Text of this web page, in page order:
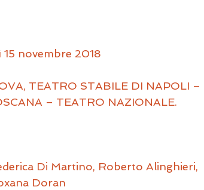
novembre 2018
TEATRO STABILE DI NAPOLI –
– TEATRO NAZIONALE.
Di Martino, Roberto Alinghieri,
Doran